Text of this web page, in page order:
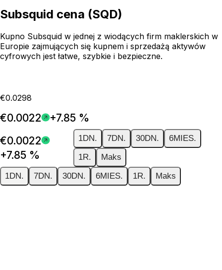
Subsquid cena (SQD)
Kupno Subsquid w jednej z wiodących firm maklerskich w
Europie zajmujących się kupnem i sprzedażą aktywów
cyfrowych jest łatwe, szybkie i bezpieczne.
€0.0298
€0.0022
+7.85 %
€0.0022
+7.85 %
1DN. 7DN. 30DN.
6MIES.
1R.
Maks
1DN.
7DN. 30DN. 6MIES. 1R. Maks